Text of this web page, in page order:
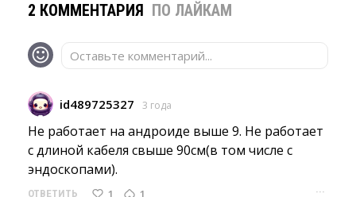
2 КОММЕНТАРИЯ ПО ЛАЙКАМ
Оставьте комментарий...
id489725327 3 года
Не работает на андроиде выше 9. Не работает
с длиной кабеля свыше 90см(в том числе с
эндоскопами).
ОТВЕТИТЬ 1 1 ···